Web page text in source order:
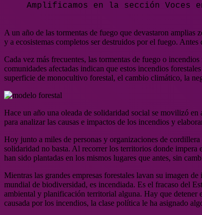
Amplificamos en la sección Voces
A un año de las tormentas de fuego que devastaron
y a ecosistemas completos ser destruidos por el fuego.
Cada vez más frecuentes, las tormentas de fuego o
comunidades afectadas indican que estos incendios
superficie de monocultivo forestal, el cambio climático, la
Hace un año una oleada de solidaridad social se movilizó
para analizar las causas e impactos de los incendios y
Hoy junto a miles de personas y organizaciones de
solidaridad no basta. Al recorrer los territorios donde impera
han sido plantadas en los mismos lugares que antes, sin
Mientras las grandes empresas forestales lavan su imagen
mundial de biodiversidad, es incendiada. Es el fracaso del
ambiental y planificación territorial alguna. Hay que detener
causada por los incendios, la clase política le ha asignado